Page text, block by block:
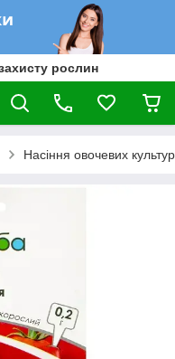
рослин
Насіння овочевих культур